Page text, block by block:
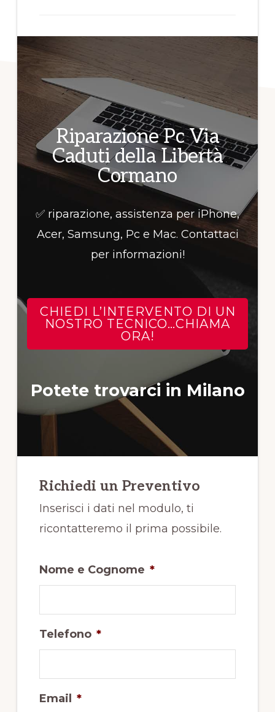
informazioni!
Riparazione Pc Via
Caduti della Libertà
Cormano
✅ riparazione, assistenza per iPhone,
Acer, Samsung, Pc e Mac. Contattaci
per informazioni!
CHIEDI L’INTERVENTO DI UN
NOSTRO TECNICO…CHIAMA
ORA!
Potete trovarci in Milano
Richiedi un Preventivo
Inserisci i dati nel modulo, ti
ricontatteremo il prima possibile.
Nome e Cognome *
Telefono *
Email *